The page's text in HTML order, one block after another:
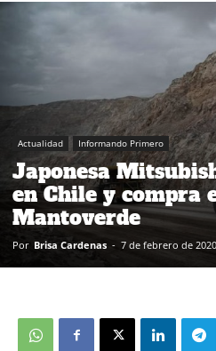
Actualidad Informando Primero
Japonesa
en Chile y compra
Mantoverde
Por Brisa Cardenas - 7 de febrero de 2020